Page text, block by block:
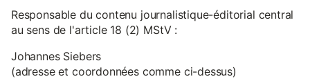
Responsable du contenu journalistique-éditorial central
au sens de l'article 18 (2) MStV :
Johannes Siebers
(adresse et coordonnées comme ci-dessus)